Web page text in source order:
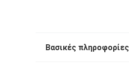
Βασικές πληροφορίες